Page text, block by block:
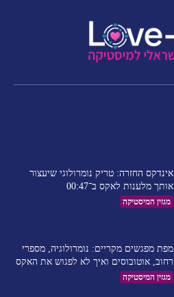
אינדקס החזרה: טריק נומרולוגי שיעצור
אותך מלענות לאקס ב־00:47
מגזין המיסטיקה
מפת מפגשים מקריים: נומרולוגיה, מספרי
רחוב, אוטובוסים ואיך לא לפגוש את האקס
מגזין המיסטיקה